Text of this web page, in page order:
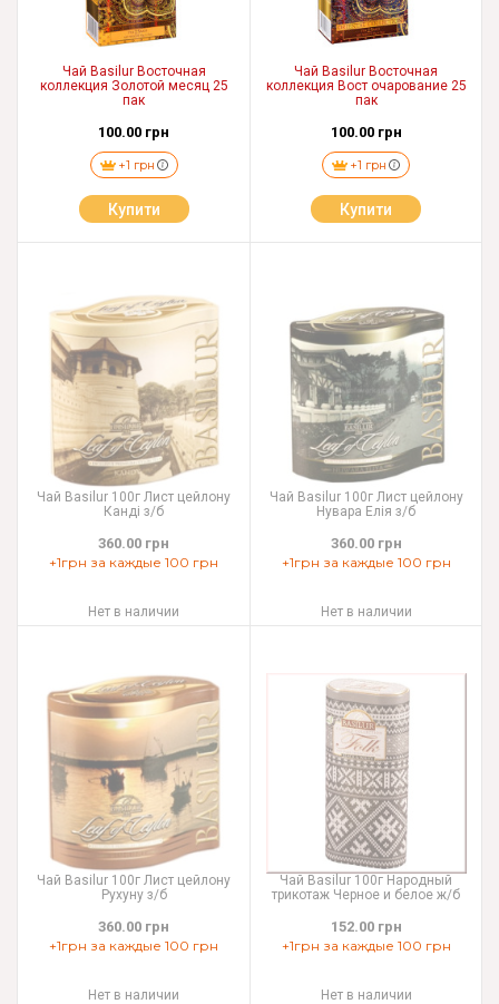
Чай Basilur Восточная
коллекция Золотой месяц 25
пак
100.00 грн
+1 грн
Купити
Чай Basilur Восточная
коллекция Вост очарование 25
пак
100.00 грн
+1 грн
Купити
Чай Basilur 100г Лист цейлону
Канді з/б
360.00 грн
+1грн за каждые 100 грн
Нет в наличии
Чай Basilur 100г Лист цейлону
Нувара Елія з/б
360.00 грн
+1грн за каждые 100 грн
Нет в наличии
Чай Basilur 100г Лист цейлону
Рухуну з/б
360.00 грн
+1грн за каждые 100 грн
Нет в наличии
Чай Basilur 100г Народный
трикотаж Черное и белое ж/б
152.00 грн
+1грн за каждые 100 грн
Нет в наличии